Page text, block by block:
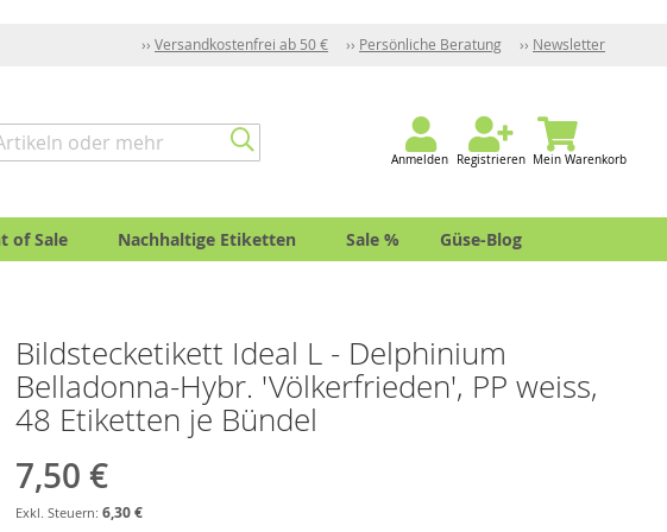
Versandkostenfrei ab 50 € Persönliche Beratung Newsletter
Anmelden Registrieren Mein Warenkorb
of Sale Nachhaltige Etiketten Sale % Güse-Blog
Bildstecketikett Ideal L - Delphinium
Belladonna-Hybr. 'Völkerfrieden', PP weiss,
48 Etiketten je Bündel
7,50 €
6,30 €